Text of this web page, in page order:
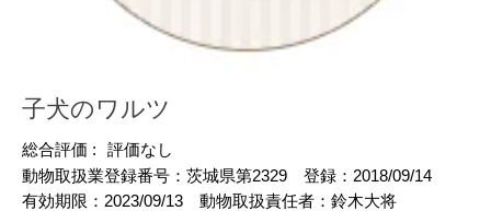
子犬のワルツ
総合評価 :
評価なし
動物取扱業登録番号： 茨城県第2329 登録： 2018/09/14
有効期限： 2023/09/13 動物取扱責任者： 鈴木大将